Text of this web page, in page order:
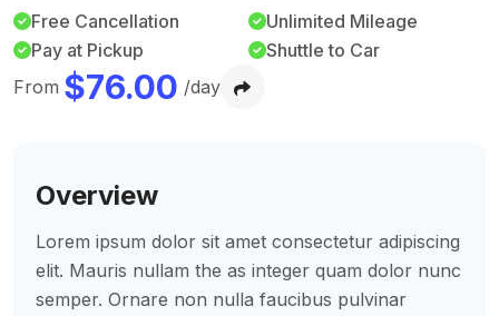
Free Cancellation
Unlimited Mileage
Pay at Pickup
Shuttle to Car
From $76.00 /day
Overview
Lorem ipsum dolor sit amet consectetur adipiscing
elit. Mauris nullam the as integer quam dolor nunc
semper. Ornare non nulla faucibus pulvinar